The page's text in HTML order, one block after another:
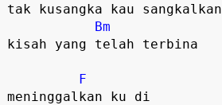
tak kusangka kau sangkalkan
Bm
kisah yang telah terbina
F
meninggalkan ku di